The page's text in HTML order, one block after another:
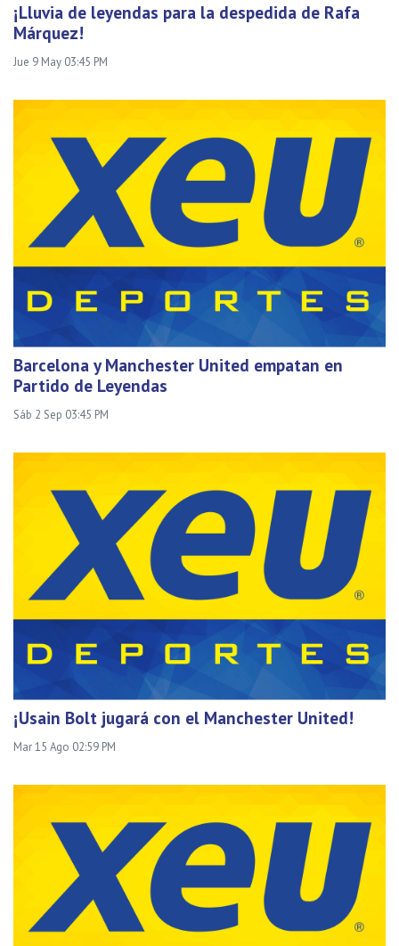
¡Lluvia de leyendas para la despedida de Rafa
Márquez!
Jue 9 May 03:45 PM
Barcelona y Manchester United empatan en
Partido de Leyendas
Sáb 2 Sep 03:45 PM
¡Usain Bolt jugará con el Manchester United!
Mar 15 Ago 02:59 PM